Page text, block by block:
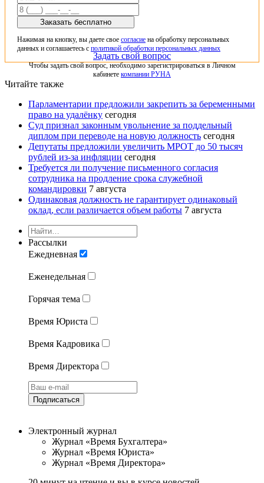
Заказать бесплатно
Нажимая на кнопку, вы даете свое согласие на обработку персональных
данных и соглашаетесь с политикой обработки персональных данных
Задать свой вопрос
Чтобы задать свой вопрос, необходимо зарегистрироваться в Личном
кабинете компании РУНА
Читайте также
Парламентарии предложили закрепить за беременными
право на удалёнку сегодня
Суд признал законным увольнение за поддельный
диплом при переводе на новую должность сегодня
Депутаты предложили увеличить МРОТ до 50 тысяч
рублей из-за инфляции сегодня
Требуется ли получение письменного согласия
сотрудника на продление срока служебной
командировки 7 августа
Одинаковая должность не гарантирует одинаковый
оклад, если различается объем работы 7 августа
Рассылки
Ежедневная
Еженедельная
Горячая тема
Время Юриста
Время Кадровика
Время Директора
Подписаться
Электронный журнал
Журнал «Время Бухгалтера»
Журнал «Время Юриста»
Журнал «Время Директора»